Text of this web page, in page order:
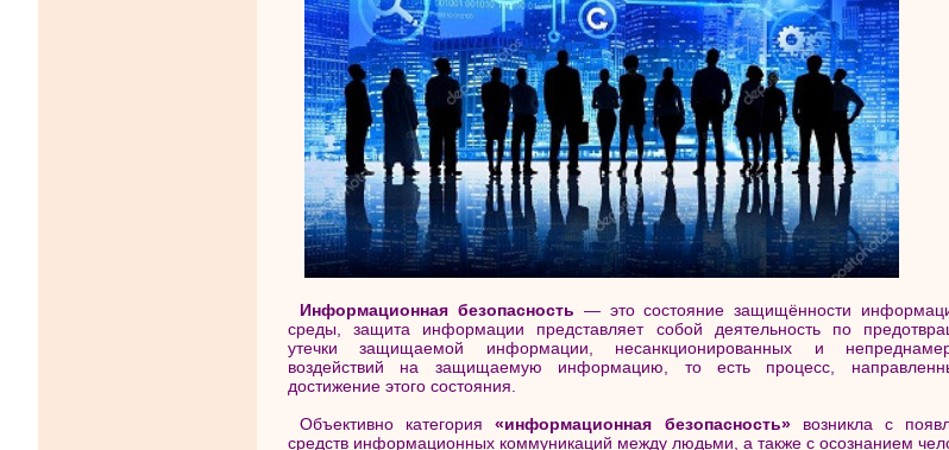
Информационная безопасность — это состояние защищённости
среды, защита информации представляет собой деятельность по
утечки защищаемой информации, несанкционированных и
воздействий на защищаемую информацию, то есть процесс,
достижение этого состояния.
Объективно категория«информационная безопасность»возникла с
средств информационных коммуникаций между людьми, а также с осознанием